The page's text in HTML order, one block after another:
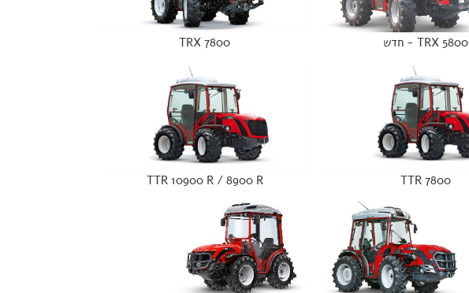
TRX 5800 - חדש TRX 7800
TTR 7800
TTR 10900 R / 8900 R